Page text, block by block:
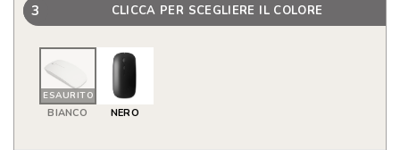
3 CLICCA PER SCEGLIERE IL COLORE
ESAURITO
BIANCO NERO